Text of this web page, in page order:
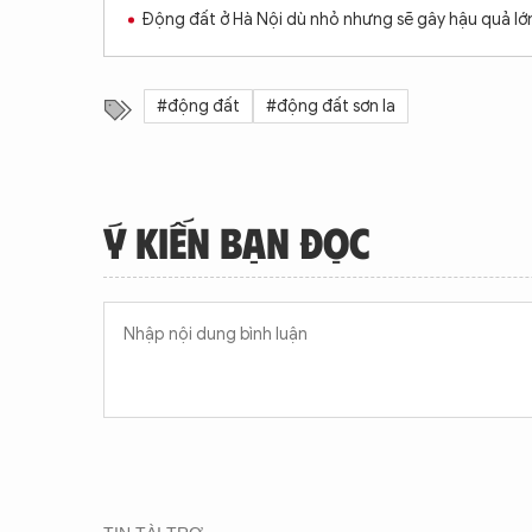
Động đất ở Hà Nội dù nhỏ nhưng sẽ gây hậu quả
#động đất #động đất sơn la
Ý KIẾN BẠN ĐỌC